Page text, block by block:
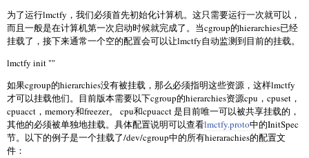
为了运行lmctfy，我们必须首先初始化计算机。这只需要运行一次就可以，
而且一般是在计算机第一次启动时候就完成了。当cgroup的hierarchies已经
挂载了，接下来通常一个空的配置会可以让lmctfy自动监测到目前的挂载。
lmctfy init ""
如果cgroup的hierarchies没有被挂载，那么必须指明这些资源，这样lmctfy
才可以挂载他们。目前版本需要以下cgroup的hierarchies资源cpu，cpuset，
cpuacct，memory和freezer。 cpu和cpuacct 是目前唯一可以被共享挂载的，
其他的必须被单独地挂载。具体配置说明可以查看lmctfy.proto中的InitSpec
节。以下的例子是一个挂载了/dev/cgroup中的所有hierarachies的配置文
件：